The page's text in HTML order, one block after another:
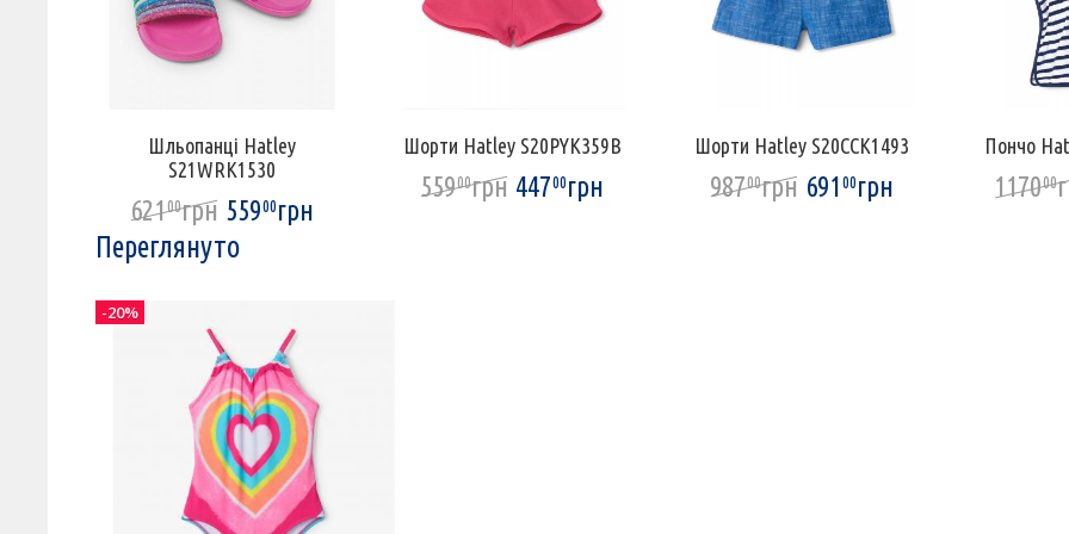
Шльопанці Hatley
S21WRK1530
62100грн 55900грн
Шорти Hatley S20PYK359B
55900грн 44700грн
Шорти Hatley S20CCK1493
98700грн 69100грн
Пончо
117000
Переглянуто
-20%